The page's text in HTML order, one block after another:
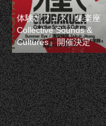
体験型フェス『集楽座
Collective Sounds &
Cultures』開催決定